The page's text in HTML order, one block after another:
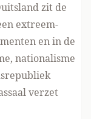
zit de
extreem-
en in de
nationalisme
verzet